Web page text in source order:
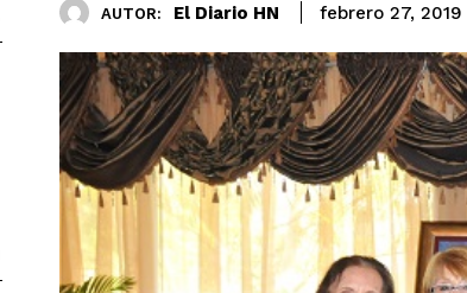
AUTOR: El Diario HN febrero 27, 2019